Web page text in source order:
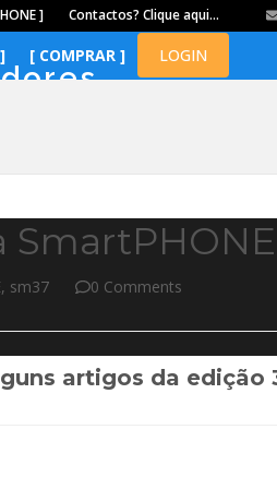
] Contactos? Clique aqui…
[ COMPRAR ] LOGIN
, sm37 0 Comments
artigos da edição